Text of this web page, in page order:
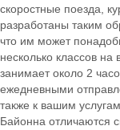
скоростные поезда,
разработаны таким
что им может
несколько классов
занимает около 2
ежедневными
также к вашим
Байонна отличаются